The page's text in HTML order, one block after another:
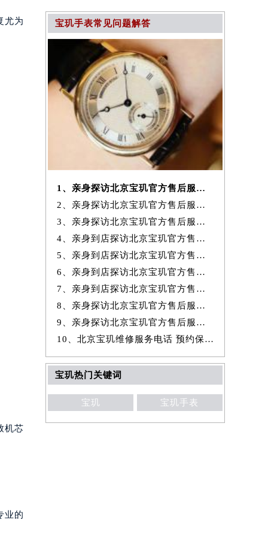
尤为
机芯
业的
宝玑手表常见问题解答
1、亲身探访北京宝玑官方售后服务中心｜网点地址及服务热线（2026年7月
2、亲身探访北京宝玑官方售后服务中心｜电话和完整地址（2026年7月最新）
3、亲身探访北京宝玑官方售后服务中心｜地址与24小时客服电话（2026年7
4、亲身到店探访北京宝玑官方售后服务中心｜完整网点地址与热线（2026年
5、亲身到店探访北京宝玑官方售后服务中心｜网点地址与客服电话（2026年
6、亲身到店探访北京宝玑官方售后服务中心｜最新官方热线和24小时维修
7、亲身到店探访北京宝玑官方售后服务中心｜全新地址与官方电话（2026年
8、亲身探访北京宝玑官方售后服务中心｜官方热线与门店地址（2026年7月
9、亲身探访北京宝玑官方售后服务中心｜详细网点地址与售后服务电话（20
10、北京宝玑维修服务电话 预约保养售后服务中心权威公示（2026年7月最
宝玑热门关键词
宝玑 宝玑手表